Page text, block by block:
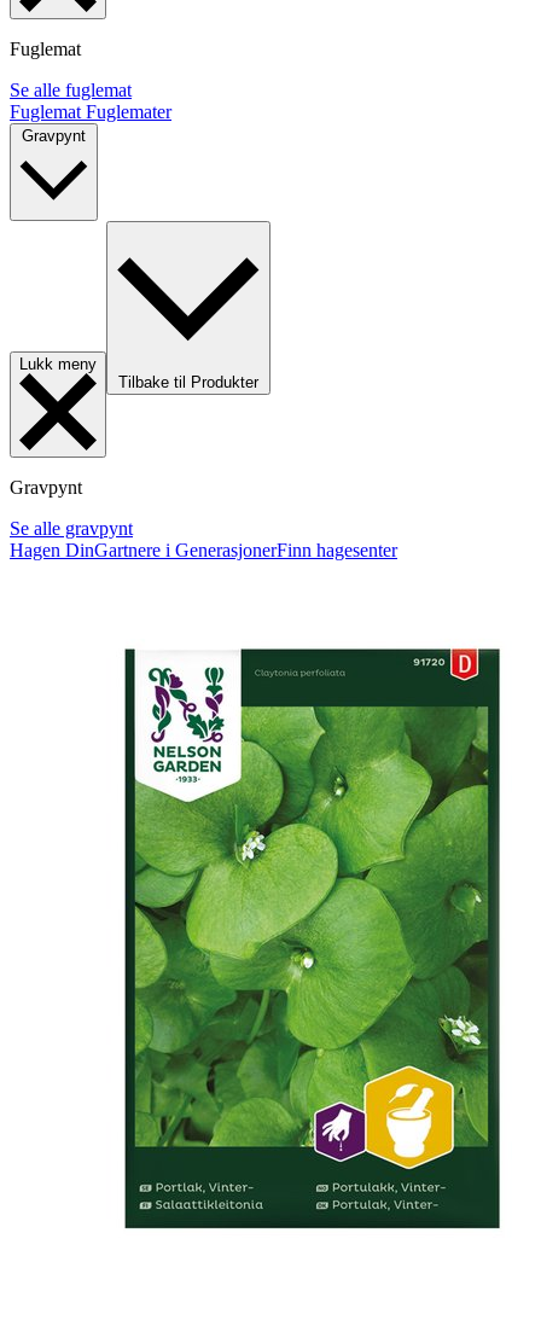
Fuglemat
Se alle fuglemat
Fuglemat Fuglemater
Lukk meny
Tilbake til Produkter
Gravpynt
Se alle gravpynt
Hagen DinGartnere i GenerasjonerFinn hagesenter